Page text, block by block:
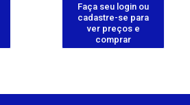
Faça seu login ou
cadastre-se para
ver preços e
comprar